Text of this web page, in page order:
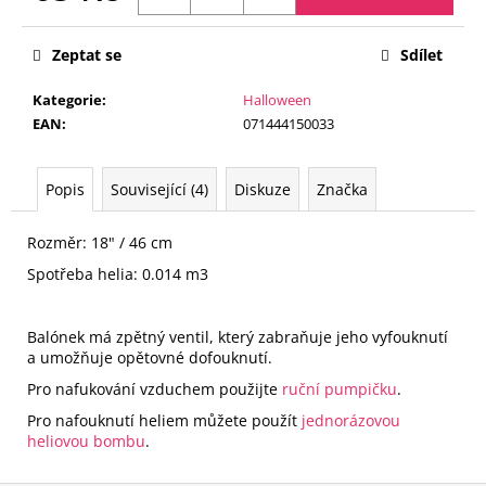
Kategorie:
Halloween
EAN: 071444150033
Zeptat se Sdílet
Popis Související (4) Diskuze Značka
Rozměr: 18" / 46 cm
Spotřeba helia: 0.014 m3
Balónek má zpětný ventil, který zabraňuje jeho vyfouknutí
a umožňuje opětovné dofouknutí.
Pro nafukování vzduchem použijte ruční pumpičku.
Pro nafouknutí heliem můžete použít jednorázovou
heliovou bombu.
u
m
e
FÓLIOVÝ
BALÓN
ČÍSLICE
CM
105
Kč